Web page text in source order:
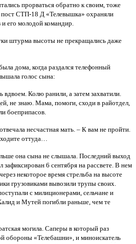
прорваться обратно к своим, тоже
пост СТП-18 Д «Телевышка» охраняли
его молодой командир.
штурма высоты не прекращались даже
дома, когда раздался телефонный
голос сына:
Колю ранили, а затем захватили.
не знаю. Мама, помоги, сходи в райотдел,
боеприпасов.
несчастная мать. – К вам не пройти.
оттуда…
она сына не слышала. Последний выход
6 сентября на рассвете. В нем
некоторое время стрельба на высоте
грузовиками вывозили трупы своих.
с милиционерами, сельчане и
и Мутей погибли раньше, чем те
могила. Саперы в который раз
обороны «Телебашни», и миноискатель